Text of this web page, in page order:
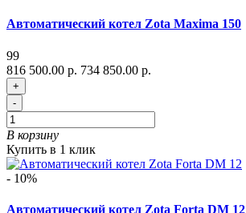
Автоматический котел Zota Maxima 150
99
816 500.00 р. 734 850.00 р.
+
-
В корзину
Купить в 1 клик
- 10%
Автоматический котел Zota Forta DM 12